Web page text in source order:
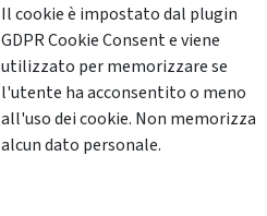
Il cookie è impostato dal plugin
GDPR Cookie Consent e viene
utilizzato per memorizzare se
l'utente ha acconsentito o meno
all'uso dei cookie. Non memorizza
alcun dato personale.